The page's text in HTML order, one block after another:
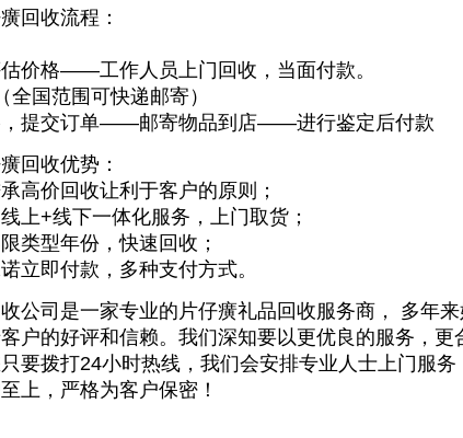
回收流程：
价格——工作人员上门回收，当面付款。
全国范围可快递邮寄）
，提交订单——邮寄物品到店——进行鉴定后付款
回收优势：
高价回收让利于客户的原则；
上+线下一体化服务，上门取货；
类型年份，快速回收；
立即付款，多种支付方式。
公司是一家专业的片仔癀礼品回收服务商， 多年
户的好评和信赖。我们深知要以更优良的服务，
要拨打24小时热线，我们会安排专业人士上门服
上，严格为客户保密！